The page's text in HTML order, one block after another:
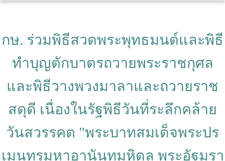
กษ. ร่วมพิธีสวดพระพุทธมนต์และพิธี
ทำบุญตักบาตรถวายพระราชกุศล
และพิธีวางพวงมาลาและถวายราช
สดุดี เนื่องในรัฐพิธีวันที่ระลึกคล้าย
วันสวรรคต "พระบาทสมเด็จพระปร
เมนทรมหาอานันทมหิดล พระอัฐมรา